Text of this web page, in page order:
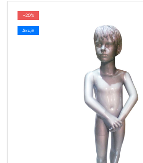
-20%
Акція